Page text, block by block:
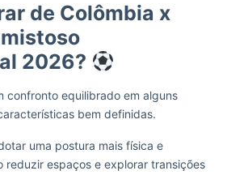
de Colômbia x
2026?
confronto equilibrado em alguns
bem definidas.
uma postura mais física e
reduzir espaços e explorar transições